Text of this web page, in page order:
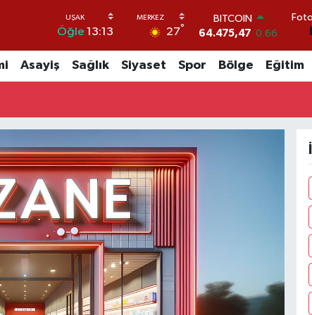
Öğle 13:13 27°
BITCOIN
64.475,47 0.66
47,5971 0.05
Asayiş Sağlık Siyaset Spor Bölge Eğitim